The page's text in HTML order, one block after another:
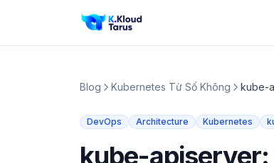
Blog Kubernetes Từ Số Không kube-
DevOps Architecture Kubernetes
kube-